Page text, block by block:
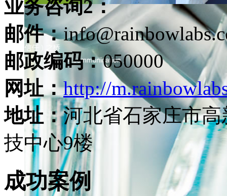
业务咨询2：
邮件：
邮政编码：050000
网址：http://
地址：河北省石家庄市
技中心9楼
成功案例